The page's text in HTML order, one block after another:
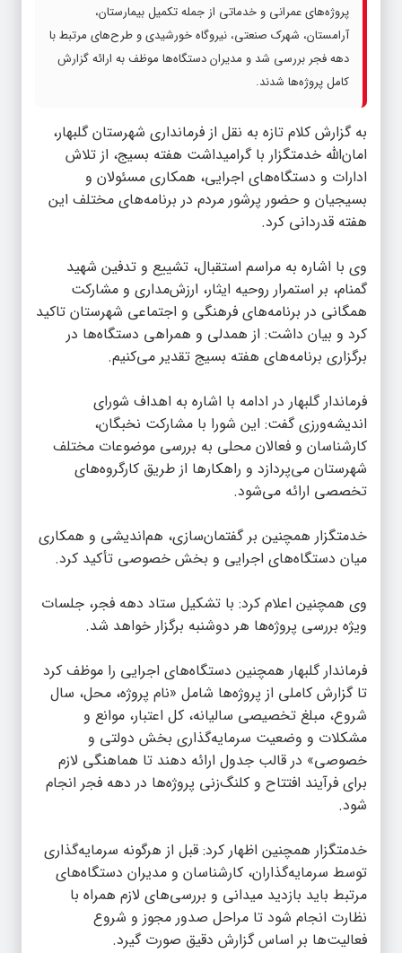
پروژه‌های عمرانی و خدماتی از جمله تکمیل بیمارستان،
آرامستان، شهرک صنعتی، نیروگاه خورشیدی و طرح‌های مرتبط با
دهه فجر بررسی شد و مدیران دستگاه‌ها موظف به ارائه گزارش
کامل پروژه‌ها شدند.
به گزارش کلام تازه به نقل از فرمانداری شهرستان گلبهار،
امان‌الله خدمتگزار با گرامیداشت هفته بسیج، از تلاش
ادارات و دستگاه‌های اجرایی، همکاری مسئولان و
بسیجیان و حضور پرشور مردم در برنامه‌های مختلف این
هفته قدردانی کرد.
وی با اشاره به مراسم استقبال، تشییع و تدفین شهید
گمنام، بر استمرار روحیه ایثار، ارزش‌مداری و مشارکت
همگانی در برنامه‌های فرهنگی و اجتماعی شهرستان تاکید
کرد و بیان داشت: از همدلی و همراهی دستگاه‌ها در
برگزاری برنامه‌های هفته بسیج تقدیر می‌کنیم.
فرماندار گلبهار در ادامه با اشاره به اهداف شورای
اندیشه‌ورزی گفت: این شورا با مشارکت نخبگان،
کارشناسان و فعالان محلی به بررسی موضوعات مختلف
شهرستان می‌پردازد و راهکارها از طریق کارگروه‌های
تخصصی ارائه می‌شود.
خدمتگزار همچنین بر گفتمان‌سازی، هم‌اندیشی و همکاری
میان دستگاه‌های اجرایی و بخش خصوصی تأکید کرد.
وی همچنین اعلام کرد: با تشکیل ستاد دهه فجر، جلسات
ویژه بررسی پروژه‌ها هر دوشنبه برگزار خواهد شد.
فرماندار گلبهار همچنین دستگاه‌های اجرایی را موظف کرد
تا گزارش کاملی از پروژه‌ها شامل «نام پروژه، محل، سال
شروع، مبلغ تخصیصی سالیانه، کل اعتبار، موانع و
مشکلات و وضعیت سرمایه‌گذاری بخش دولتی و
خصوصی» در قالب جدول ارائه دهند تا هماهنگی لازم
برای فرآیند افتتاح و کلنگ‌زنی پروژه‌ها در دهه فجر انجام
شود.
خدمتگزار همچنین اظهار کرد: قبل از هرگونه سرمایه‌گذاری
توسط سرمایه‌گذاران، کارشناسان و مدیران دستگاه‌های
مرتبط باید بازدید میدانی و بررسی‌های لازم همراه با
نظارت انجام شود تا مراحل صدور مجوز و شروع
فعالیت‌ها بر اساس گزارش دقیق صورت گیرد.